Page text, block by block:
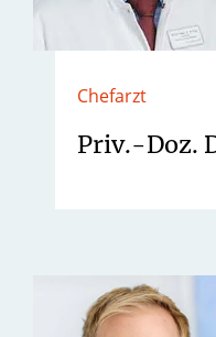
Chefarzt
Priv.-Doz.